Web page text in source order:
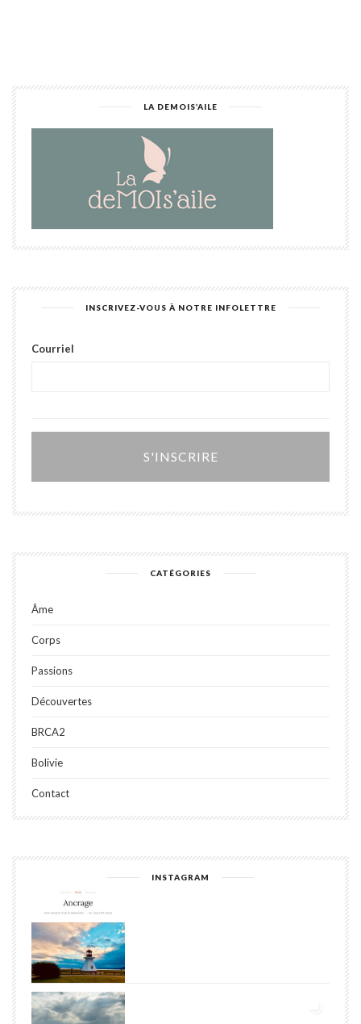
LA DEMOIS’AILE
INSCRIVEZ-VOUS À NOTRE INFOLETTRE
Courriel
CATÉGORIES
Âme
Corps
Passions
Découvertes
BRCA2
Bolivie
Contact
INSTAGRAM